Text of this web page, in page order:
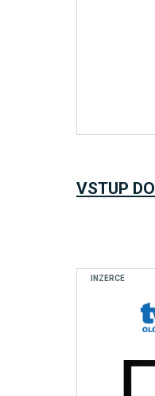
VSTUP
INZERCE